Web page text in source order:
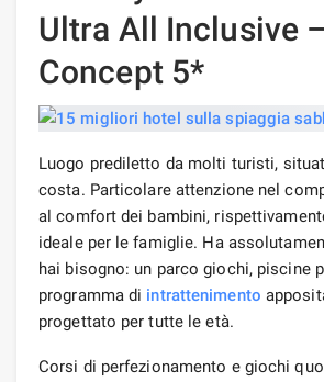
Ultra All Inclusive
Concept 5*
Luogo prediletto da molti turisti,
costa. Particolare attenzione nel
al comfort dei bambini,
ideale per le famiglie. Ha
hai bisogno: un parco giochi, piscine
programma di intrattenimento
progettato per tutte le età.
Corsi di perfezionamento e giochi